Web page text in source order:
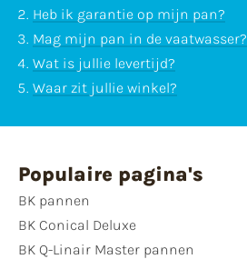
Heb ik garantie op mijn pan?
Mag mijn pan in de vaatwasser?
Wat is jullie levertijd?
Waar zit jullie winkel?
Populaire pagina's
BK pannen
BK Conical Deluxe
BK Q-Linair Master pannen